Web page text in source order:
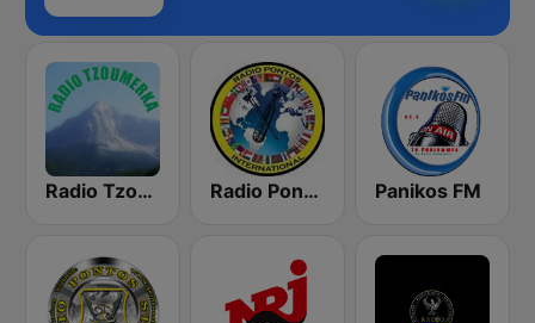
Radio Tzoumerka Radio Pontos International Panikos FM